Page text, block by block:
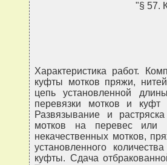
"§
Характеристика работ.
куфты мотков пряжи,
цепь установленной
перевязки мотков и куфт
Развязывание и
мотков на перевес или
некачественных мотков,
установленного
куфты. Сдача